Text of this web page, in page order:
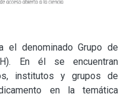
el denominado Grupo de
En él se encuentran
institutos y grupos de
en la temática